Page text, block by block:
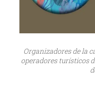
Organizadores de la
operadores turísticos